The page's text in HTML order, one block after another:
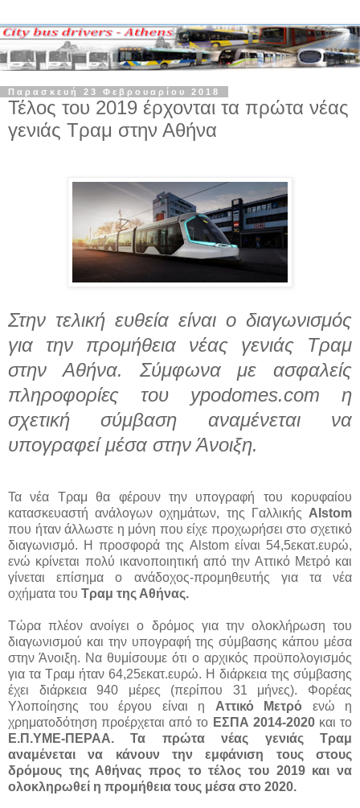
Παρασκευή 23 Φεβρουαρίου 2018
Τέλος του 2019 έρχονται τα πρώτα νέας
γενιάς Τραμ στην Αθήνα
Στην τελική ευθεία είναι ο διαγωνισμός
για την προμήθεια νέας γενιάς Τραμ
στην Αθήνα. Σύμφωνα με ασφαλείς
πληροφορίες του ypodomes.com η
σχετική σύμβαση αναμένεται να
υπογραφεί μέσα στην Άνοιξη.
Τα νέα Τραμ θα φέρουν την υπογραφή του κορυφαίου
κατασκευαστή ανάλογων οχημάτων, της Γαλλικής Alstom
που ήταν άλλωστε η μόνη που είχε προχωρήσει στο σχετικό
διαγωνισμό. Η προσφορά της Alstom είναι 54,5εκατ.ευρώ,
ενώ κρίνεται πολύ ικανοποιητική από την Αττικό Μετρό και
γίνεται επίσημα ο ανάδοχος-προμηθευτής για τα νέα
οχήματα του Τραμ της Αθήνας.
Τώρα πλέον ανοίγει ο δρόμος για την ολοκλήρωση του
διαγωνισμού και την υπογραφή της σύμβασης κάπου μέσα
στην Άνοιξη. Να θυμίσουμε ότι ο αρχικός προϋπολογισμός
για τα Τραμ ήταν 64,25εκατ.ευρώ. Η διάρκεια της σύμβασης
έχει διάρκεια 940 μέρες (περίπου 31 μήνες). Φορέας
Υλοποίησης του έργου είναι η Αττικό Μετρό ενώ η
χρηματοδότηση προέρχεται από το ΕΣΠΑ 2014-2020και το
Ε.Π.ΥΜΕ-ΠΕΡΑΑ. Τα πρώτα νέας γενιάς Τραμ
αναμένεται να κάνουν την εμφάνιση τους στους
δρόμους της Αθήνας προς το τέλος του 2019 και να
ολοκληρωθεί η προμήθεια τους μέσα στο 2020.